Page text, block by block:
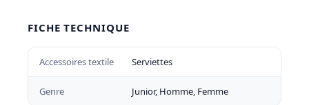
FICHE TECHNIQUE
Accessoires textile Serviettes
Genre Junior, Homme, Femme